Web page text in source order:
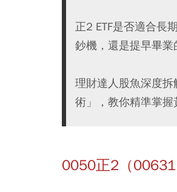
正2 ETF是否適合長
鈔機，還是提早畢業
理財達人股魚深度
術」，教你精準掌握
0050正2（